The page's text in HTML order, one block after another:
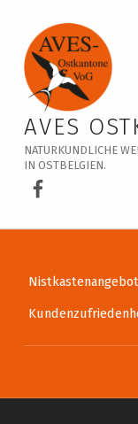
Veranstaltungskalender – AVES Ostkantone VoG
AVES
NATURKUNDLICHE
IN OSTBELGIEN.
AVES
Nistkastenangebot